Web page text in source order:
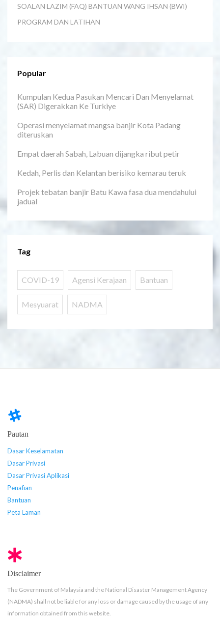
SOALAN LAZIM (FAQ) BANTUAN WANG IHSAN (BWI)
PROGRAM DAN LATIHAN
Popular
Kumpulan Kedua Pasukan Mencari Dan Menyelamat
(SAR) Digerakkan Ke Turkiye
Operasi menyelamat mangsa banjir Kota Padang
diteruskan
Empat daerah Sabah, Labuan dijangka ribut petir
Kedah, Perlis dan Kelantan berisiko kemarau teruk
Projek tebatan banjir Batu Kawa fasa dua mendahului
jadual
Tag
COVID-19 Agensi Kerajaan Bantuan
Mesyuarat NADMA
Pautan
Dasar Keselamatan
Dasar Privasi
Dasar Privasi Aplikasi
Penafian
Bantuan
Peta Laman
Disclaimer
The Government of Malaysia and the National Disaster Management Agency
(NADMA) shall not be liable for any loss or damage caused by the usage of any
information obtained from this website.